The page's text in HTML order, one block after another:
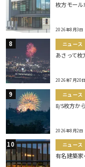
枚方モー
2026年8月3日
ニュース
あさって枚
2026年7月20日
ニュース
8/5枚方か
2026年8月2日
ニュース
有名建築家